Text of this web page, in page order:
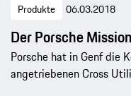
Produkte 06.03.2018
Der Porsche
Porsche hat in Genf die
angetriebenen Cross